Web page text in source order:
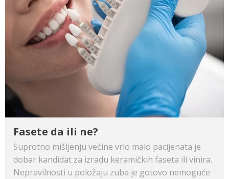
Fasete da ili ne?
Suprotno mišljenju većine vrlo malo pacijenata je
dobar kandidat za izradu keramičkih faseta ili vinira.
Nepravilnosti u položaju zuba je gotovo nemoguće